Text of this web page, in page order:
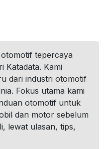
tepercaya
Katadata. Kami
dari industri otomotif
Fokus utama kami
otomotif untuk
dan motor sebelum
lewat ulasan, tips,